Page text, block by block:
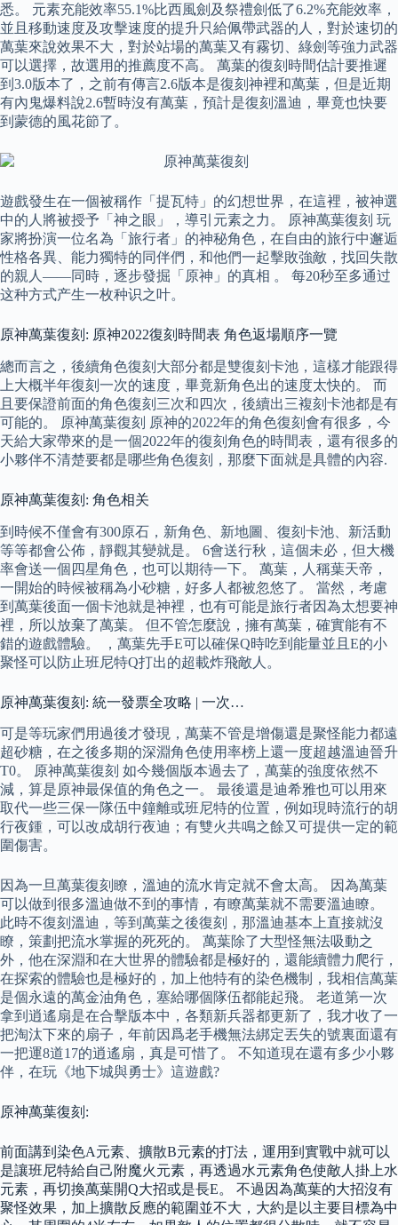
悉。 元素充能效率55.1%比西風劍及祭禮劍低了6.2%充能效率，
並且移動速度及攻擊速度的提升只給佩帶武器的人，對於速切的
萬葉來說效果不大，對於站場的萬葉又有霧切、綠劍等強力武器
可以選擇，故選用的推薦度不高。 萬葉的復刻時間估計要推遲
到3.0版本了，之前有傳言2.6版本是復刻神裡和萬葉，但是近期
有內鬼爆料說2.6暫時沒有萬葉，預計是復刻溫迪，畢竟也快要
到蒙德的風花節了。
遊戲發生在一個被稱作「提瓦特」的幻想世界，在這裡，被神選
中的人將被授予「神之眼」，導引元素之力。 原神萬葉復刻 玩
家將扮演一位名為「旅行者」的神秘角色，在自由的旅行中邂逅
性格各異、能力獨特的同伴們，和他們一起擊敗強敵，找回失散
的親人——同時，逐步發掘「原神」的真相 。 每20秒至多通过
这种方式产生一枚种识之叶。
原神萬葉復刻: 原神2022復刻時間表 角色返場順序一覽
總而言之，後續角色復刻大部分都是雙復刻卡池，這樣才能跟得
上大概半年復刻一次的速度，畢竟新角色出的速度太快的。 而
且要保證前面的角色復刻三次和四次，後續出三複刻卡池都是有
可能的。 原神萬葉復刻 原神的2022年的角色復刻會有很多，今
天給大家帶來的是一個2022年的復刻角色的時間表，還有很多的
小夥伴不清楚要都是哪些角色復刻，那麼下面就是具體的內容.
原神萬葉復刻: 角色相关
到時候不僅會有300原石，新角色、新地圖、復刻卡池、新活動
等等都會公佈，靜觀其變就是。 6會送行秋，這個未必，但大機
率會送一個四星角色，也可以期待一下。 萬葉，人稱葉天帝，
一開始的時候被稱為小砂糖，好多人都被忽悠了。 當然，考慮
到萬葉後面一個卡池就是神裡，也有可能是旅行者因為太想要神
裡，所以放棄了萬葉。 但不管怎麼說，擁有萬葉，確實能有不
錯的遊戲體驗。 ，萬葉先手E可以確保Q時吃到能量並且E的小
聚怪可以防止班尼特Q打出的超載炸飛敵人。
原神萬葉復刻: 統一發票全攻略 | 一次…
可是等玩家們用過後才發現，萬葉不管是增傷還是聚怪能力都遠
超砂糖，在之後多期的深淵角色使用率榜上還一度超越溫迪晉升
T0。 原神萬葉復刻 如今幾個版本過去了，萬葉的強度依然不
減，算是原神最保值的角色之一。 最後還是迪希雅也可以用來
取代一些三保一隊伍中鐘離或班尼特的位置，例如現時流行的胡
行夜鍾，可以改成胡行夜迪；有雙火共鳴之餘又可提供一定的範
圍傷害。
因為一旦萬葉復刻瞭，溫迪的流水肯定就不會太高。 因為萬葉
可以做到很多溫迪做不到的事情，有瞭萬葉就不需要溫迪瞭。
此時不復刻溫迪，等到萬葉之後復刻，那溫迪基本上直接就沒
瞭，策劃把流水掌握的死死的。 萬葉除了大型怪無法吸動之
外，他在深淵和在大世界的體驗都是極好的，還能續體力爬行，
在探索的體驗也是極好的，加上他特有的染色機制，我相信萬葉
是個永遠的萬金油角色，塞給哪個隊伍都能起飛。 老道第一次
拿到逍遙扇是在合擊版本中，各類新兵器都更新了，我才收了一
把淘汰下來的扇子，年前因爲老手機無法綁定丟失的號裏面還有
一把運8道17的逍遙扇，真是可惜了。 不知道現在還有多少小夥
伴，在玩《地下城與勇士》這遊戲?
原神萬葉復刻:
前面講到染色A元素、擴散B元素的打法，運用到實戰中就可以
是讓班尼特給自己附魔火元素，再透過水元素角色使敵人掛上水
元素，再切換萬葉開Q大招或是長E。 不過因為萬葉的大招沒有
聚怪效果，加上擴散反應的範圍並不大，大約是以主要目標為中